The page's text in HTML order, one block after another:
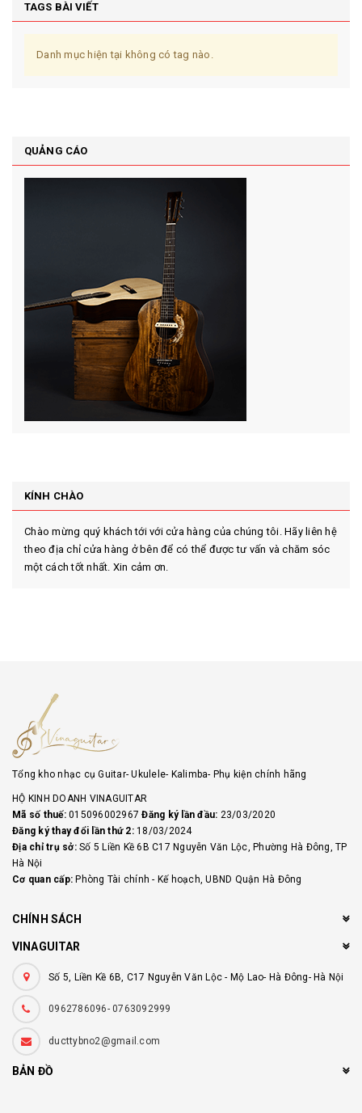
TAGS BÀI VIẾT
Danh mục hiện tại không có tag nào.
QUẢNG CÁO
KÍNH CHÀO
Chào mừng quý khách tới với cửa hàng của chúng tôi. Hãy liên hệ
theo địa chỉ cửa hàng ở bên để có thể được tư vấn và chăm sóc
một cách tốt nhất. Xin cảm ơn.
Tổng kho nhạc cụ Guitar- Ukulele- Kalimba- Phụ kiện chính hãng
HỘ KINH DOANH VINAGUITAR
Mã số thuế:015096002967Đăng ký lần đầu: 23/03/2020
Đăng ký thay đổi lần thứ 2:18/03/2024
Địa chỉ trụ sở:Số 5 Liền Kề 6B C17 Nguyễn Văn Lộc, Phường Hà Đông, TP
Hà Nội
Cơ quan cấp: Phòng Tài chính - Kế hoạch, UBND Quận Hà Đông
CHÍNH SÁCH
VINAGUITAR
Số 5, Liền Kề 6B, C17 Nguyễn Văn Lộc - Mộ Lao- Hà Đông- Hà Nội
0962786096- 0763092999
ducttybno2@gmail.com
BẢN ĐỒ